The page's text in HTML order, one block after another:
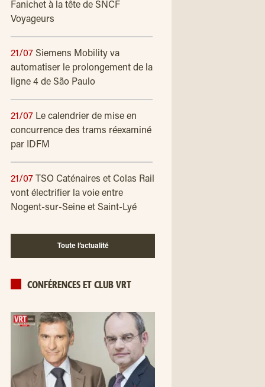
Fanichet à la tête de SNCF
Voyageurs
21/07 Siemens Mobility va
automatiser le prolongement de la
ligne 4 de São Paulo
21/07 Le calendrier de mise en
concurrence des trams réexaminé
par IDFM
21/07
TSO Caténaires et Colas Rail
vont électrifier la voie entre
Nogent-sur-Seine et Saint-Lyé
Toute l’actualité
CONFÉRENCES ET CLUB VRT